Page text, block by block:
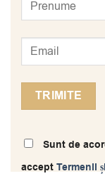
Sunt de
acceptTermenii